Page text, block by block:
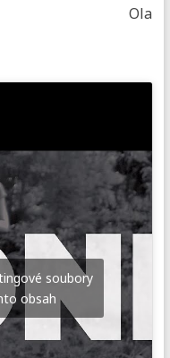
Ola
soubory
obsah